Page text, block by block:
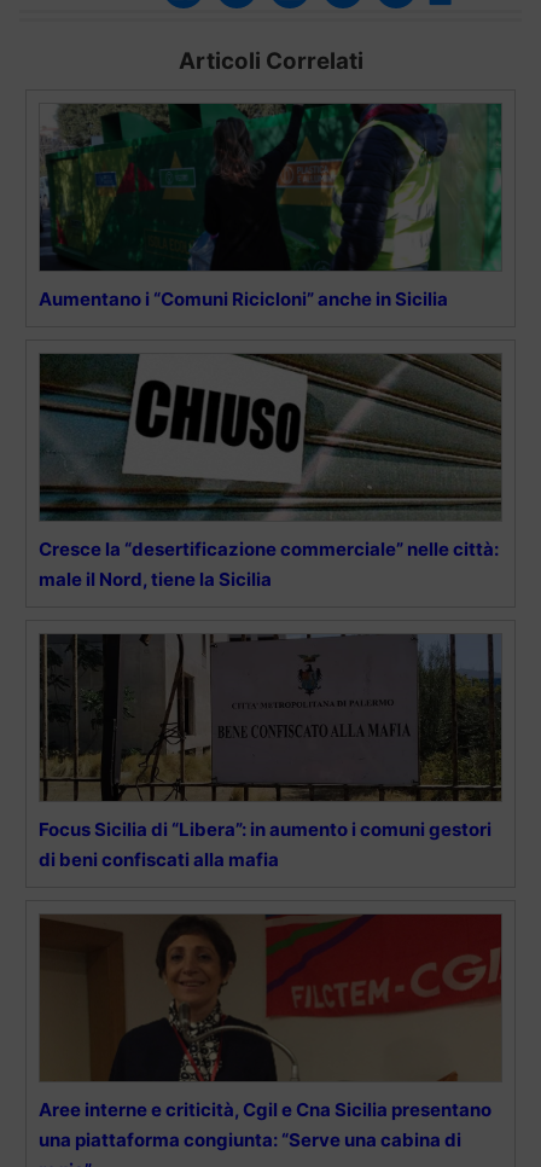
Articoli Correlati
Aumentano i “Comuni Ricicloni” anche in Sicilia
Cresce la “desertificazione commerciale” nelle città:
male il Nord, tiene la Sicilia
Focus Sicilia di “Libera”: in aumento i comuni gestori
di beni confiscati alla mafia
Aree interne e criticità, Cgil e Cna Sicilia presentano
una piattaforma congiunta: “Serve una cabina di